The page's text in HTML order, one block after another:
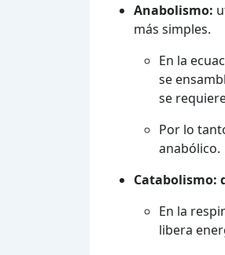
Anabolismo:
más simples.
En la
se
se
Por lo
anabólico.
Catabolismo:
En la
libera